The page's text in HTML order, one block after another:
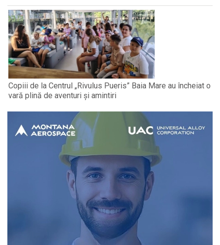
Copiii de la Centrul „Rivulus Pueris” Baia Mare au încheiat o
vară plină de aventuri și amintiri